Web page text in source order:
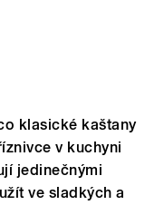
klasické kaštany
v kuchyni
jedinečnými
ve sladkých a